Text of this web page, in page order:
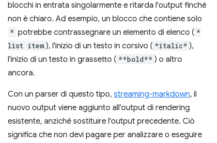
blocchi in entrata singolarmente e ritarda l'output finché
non è chiaro. Ad esempio, un blocco che contiene solo
* potrebbe contrassegnare un elemento di elenco ( *
list item ), l'inizio di un testo in corsivo ( *italic* ),
l'inizio di un testo in grassetto ( **bold** ) o altro
ancora.
Con un parser di questo tipo, streaming-markdown, il
nuovo output viene aggiunto all'output di rendering
esistente, anziché sostituire l'output precedente. Ciò
significa che non devi pagare per analizzare o eseguire